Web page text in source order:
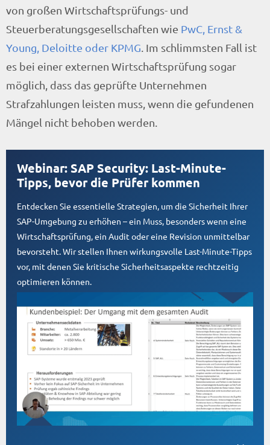
von großen Wirtschaftsprüfungs- und
Steuerberatungsgesellschaften wie PwC, Ernst &
Young, Deloitte oder KPMG . Im schlimmsten Fall ist
es bei einer externen Wirtschaftsprüfung sogar
möglich, dass das geprüfte Unternehmen
Strafzahlungen leisten muss, wenn die gefundenen
Mängel nicht behoben werden.
Webinar: SAP Security: Last-Minute-
Tipps, bevor die Prüfer kommen
Entdecken Sie essentielle Strategien, um die Sicherheit Ihrer
SAP-Umgebung zu erhöhen – ein Muss, besonders wenn eine
Wirtschaftsprüfung, ein Audit oder eine Revision unmittelbar
bevorsteht. Wir stellen Ihnen wirkungsvolle Last-Minute-Tipps
vor, mit denen Sie kritische Sicherheitsaspekte rechtzeitig
optimieren können.